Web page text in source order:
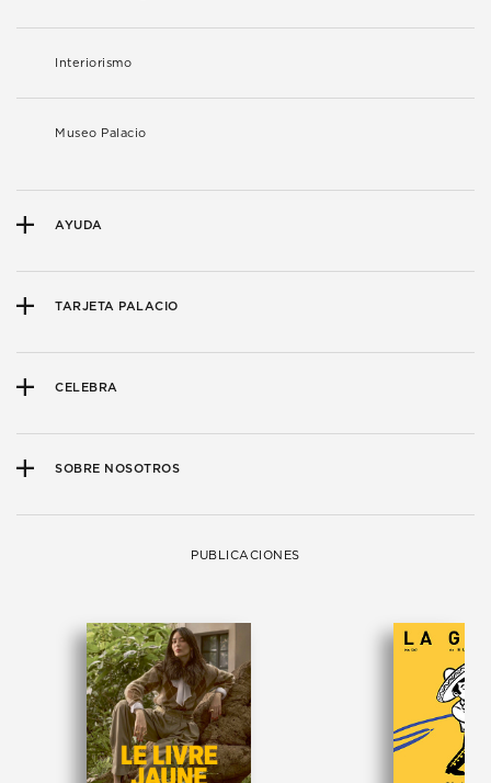
Interiorismo
Museo Palacio
AYUDA
TARJETA PALACIO
CELEBRA
SOBRE NOSOTROS
PUBLICACIONES